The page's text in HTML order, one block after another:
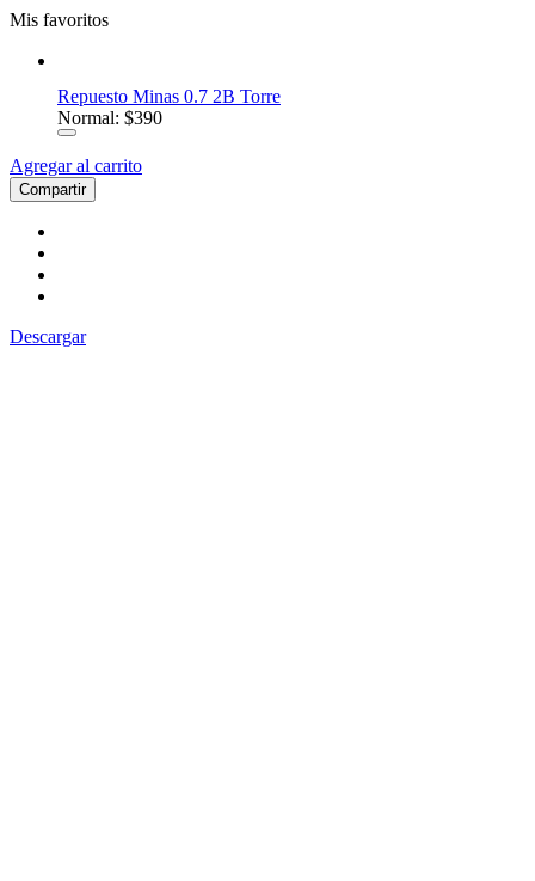
Mis favoritos
Repuesto Minas 0.7 2B Torre
Normal: $390
Agregar al carrito
Compartir
Descargar